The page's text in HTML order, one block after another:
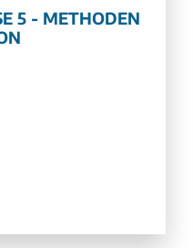
5 - METHODEN